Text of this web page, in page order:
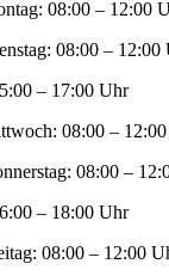
08:00 – 12:00
08:00 – 12:00
– 17:00 Uhr
08:00 –
08:00 –
– 18:00 Uhr
08:00 – 12:00